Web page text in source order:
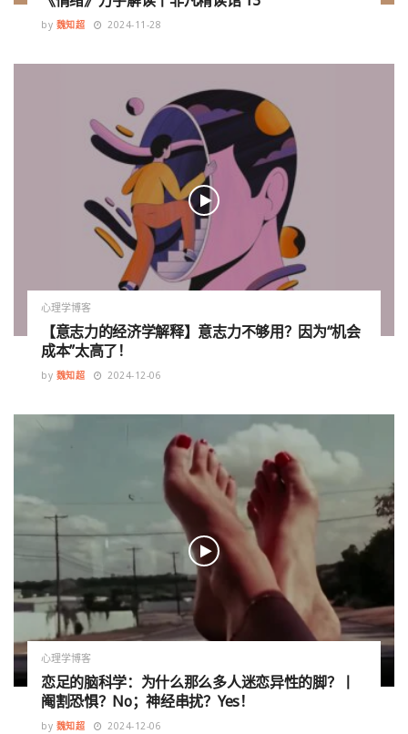
by 魏知超 2024-11-28
心理学博客
【意志力的经济学解释】意志力不够用？因为“机会
成本”太高了！
by 魏知超 2024-12-06
心理学博客
恋足的脑科学：为什么那么多人迷恋异性的脚？丨
阉割恐惧？No；神经串扰？Yes！
by 魏知超 2024-12-06